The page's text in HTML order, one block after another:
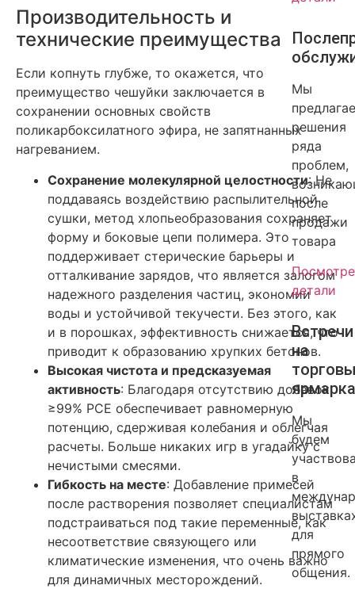
Мы
решения
ряда
проблем,
после
продажи
товара
детали
Встречи
на
Мы
будем
в
для
прямого
общения.
Производительность и
технические преимущества
Если копнуть глубже, то окажется, что
преимущество чешуйки заключается в
сохранении основных свойств
поликарбоксилатного эфира, не запятнанных
нагреванием.
Сохранение молекулярной целостности: Не
поддаваясь воздействию распылительной
сушки, метод хлопьеобразования сохраняет
форму и боковые цепи полимера. Это
поддерживает стерические барьеры и
отталкивание зарядов, что является залогом
надежного разделения частиц, экономии
воды и устойчивой текучести. Без этого, как
и в порошках, эффективность снижается, что
приводит к образованию хрупких бетонов.
Высокая чистота и предсказуемая
активность: Благодаря отсутствию добавок
≥99% PCE обеспечивает равномерную
потенцию, сдерживая колебания и облегчая
расчеты. Больше никаких игр в угадайку с
нечистыми смесями.
Гибкость на месте: Добавление примесей
после растворения позволяет специалистам
подстраиваться под такие переменные, как
несоответствие связующего или
климатические изменения, что очень важно
для динамичных месторождений.